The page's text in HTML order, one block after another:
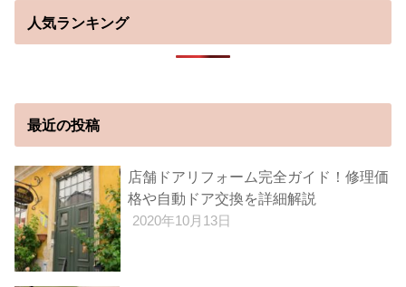
人気ランキング
最近の投稿
店舗ドアリフォーム完全ガイド！修理価
格や自動ドア交換を詳細解説
2020年10月13日